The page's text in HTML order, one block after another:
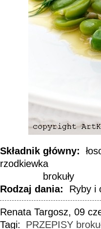
Składnik główny:
rzodkiewka
brokuły
Rodzaj dania:
Ryby i
Renata Targosz, 09
Tagi:
PRZEPISY